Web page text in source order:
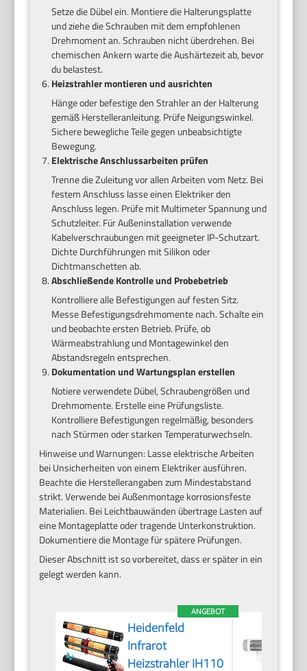
Setze die Dübel ein. Montiere die Halterungsplatte
und ziehe die Schrauben mit dem empfohlenen
Drehmoment an. Schrauben nicht überdrehen. Bei
chemischen Ankern warte die Aushärtezeit ab, bevor
du belastest.
Heizstrahler montieren und ausrichten
Hänge oder befestige den Strahler an der Halterung
gemäß Herstelleranleitung. Prüfe Neigungswinkel.
Sichere bewegliche Teile gegen unbeabsichtigte
Bewegung.
Elektrische Anschlussarbeiten prüfen
Trenne die Zuleitung vor allen Arbeiten vom Netz. Bei
festem Anschluss lasse einen Elektriker den
Anschluss legen. Prüfe mit Multimeter Spannung und
Schutzleiter. Für Außeninstallation verwende
Kabelverschraubungen mit geeigneter IP-Schutzart.
Dichte Durchführungen mit Silikon oder
Dichtmanschetten ab.
Abschließende Kontrolle und Probebetrieb
Kontrolliere alle Befestigungen auf festen Sitz.
Messe Befestigungsdrehmomente nach. Schalte ein
und beobachte ersten Betrieb. Prüfe, ob
Wärmeabstrahlung und Montagewinkel den
Abstandsregeln entsprechen.
Dokumentation und Wartungsplan erstellen
Notiere verwendete Dübel, Schraubengrößen und
Drehmomente. Erstelle eine Prüfungsliste.
Kontrolliere Befestigungen regelmäßig, besonders
nach Stürmen oder starken Temperaturwechseln.
Hinweise und Warnungen: Lasse elektrische Arbeiten
bei Unsicherheiten von einem Elektriker ausführen.
Beachte die Herstellerangaben zum Mindestabstand
strikt. Verwende bei Außenmontage korrosionsfeste
Materialien. Bei Leichtbauwänden übertrage Lasten auf
eine Montageplatte oder tragende Unterkonstruktion.
Dokumentiere die Montage für spätere Prüfungen.
Dieser Abschnitt ist so vorbereitet, dass er später in ein
gelegt werden kann.
ANGEBOT
Heidenfeld
Infrarot
Heizstrahler IH110